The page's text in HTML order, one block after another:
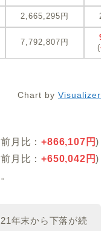
2,665,295円
7,792,807円
(
Chart by Visualizer
月比：+866,107円)
月比：+650,042円)
年末から下落が続